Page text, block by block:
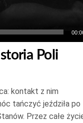
Poli
kontakt z nim
tańczyć jeździła po
Przez całe